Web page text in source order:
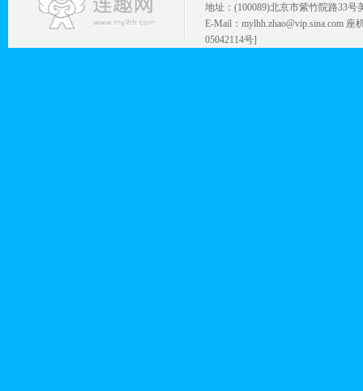
地址：(100089)北京市紫竹院路33号
E-Mail：mylhh.zhao@vip.sina.com
05042114号]